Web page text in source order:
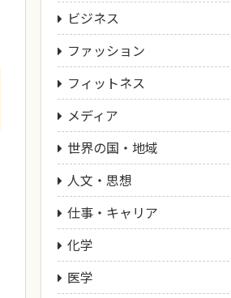
ビジネス
ファッション
フィットネス
メディア
世界の国・地域
人文・思想
仕事・キャリア
化学
医学